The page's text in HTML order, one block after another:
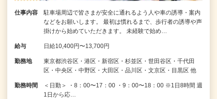
仕事内容
駐車場周辺で皆さまが安全に通れるよう人や車の誘導・案内
などをお願いします。 最初は慣れるまで、歩行者の誘導や声
掛けから始めていただきます。 未経験で始め…
給与 日給10,400円〜13,700円
勤務地
東京都渋谷区・港区・新宿区・杉並区・世田谷区・千代田
区・中央区・中野区・大田区・品川区・文京区・目黒区 他
勤務時間
＜日勤＞ ・8：00〜17：00 ・9：00〜18：00 ※1日8時間 週
1日から応…